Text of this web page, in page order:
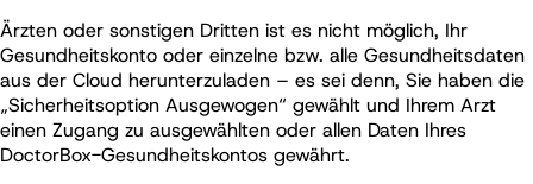
Ärzten oder sonstigen Dritten ist es nicht möglich, Ihr
Gesundheitskonto oder einzelne bzw. alle Gesundheitsdaten
aus der Cloud herunterzuladen – es sei denn, Sie haben die
„Sicherheitsoption Ausgewogen“ gewählt und Ihrem Arzt
einen Zugang zu ausgewählten oder allen Daten Ihres
DoctorBox-Gesundheitskontos gewährt.